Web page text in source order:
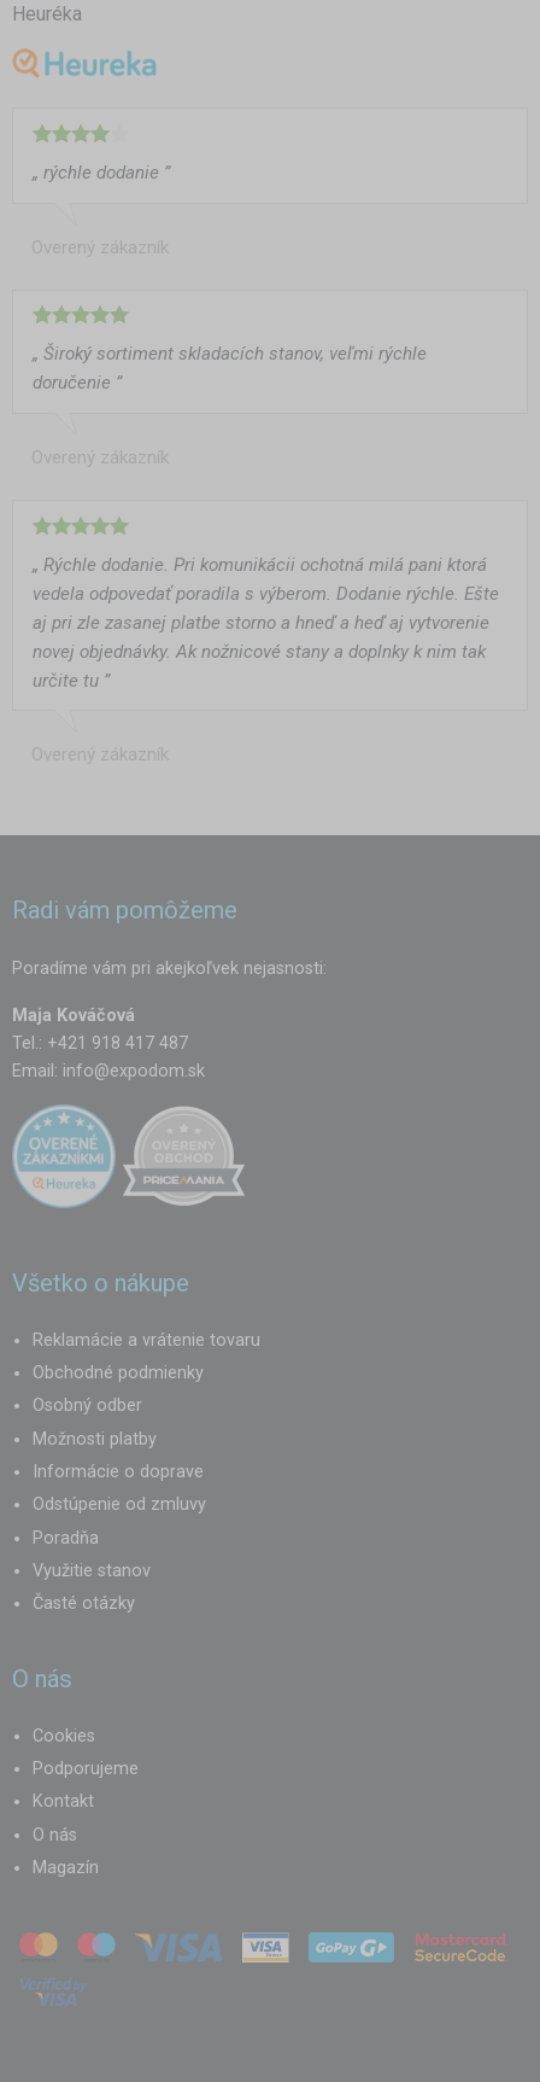
Heuréka
„ rýchle dodanie ”
Overený zákazník
„ Široký sortiment skladacích stanov, veľmi rýchle
doručenie ”
Overený zákazník
„ Rýchle dodanie. Pri komunikácii ochotná milá pani ktorá
vedela odpovedať poradila s výberom. Dodanie rýchle. Ešte
aj pri zle zasanej platbe storno a hneď a heď aj vytvorenie
novej objednávky. Ak nožnicové stany a doplnky k nim tak
určite tu ”
Overený zákazník
Radi vám pomôžeme
Poradíme vám pri akejkoľvek nejasnosti:
Maja Kováčová
Tel.: +421 918 417 487
Email: info@expodom.sk
Všetko o nákupe
Reklamácie a vrátenie tovaru
Obchodné podmienky
Osobný odber
Možnosti platby
Informácie o doprave
Odstúpenie od zmluvy
Poradňa
Využitie stanov
Časté otázky
O nás
Cookies
Podporujeme
Kontakt
O nás
Magazín